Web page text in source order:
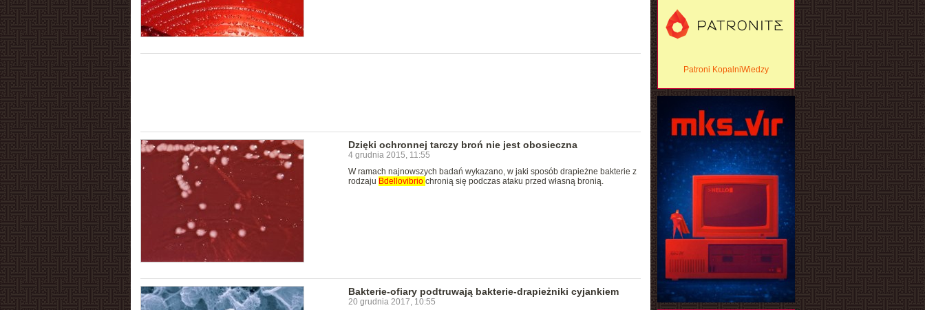
Dzięki ochronnej tarczy broń nie jest obosieczna
4 grudnia 2015, 11:55
W ramach najnowszych badań wykazano, w jaki sposób drapieżne bakterie z
rodzaju Bdellovibrio chronią się podczas ataku przed własną bronią.
Bakterie-ofiary podtruwają bakterie-drapieżniki cyjankiem
20 grudnia 2017, 10:55
Patroni KopalniWiedzy